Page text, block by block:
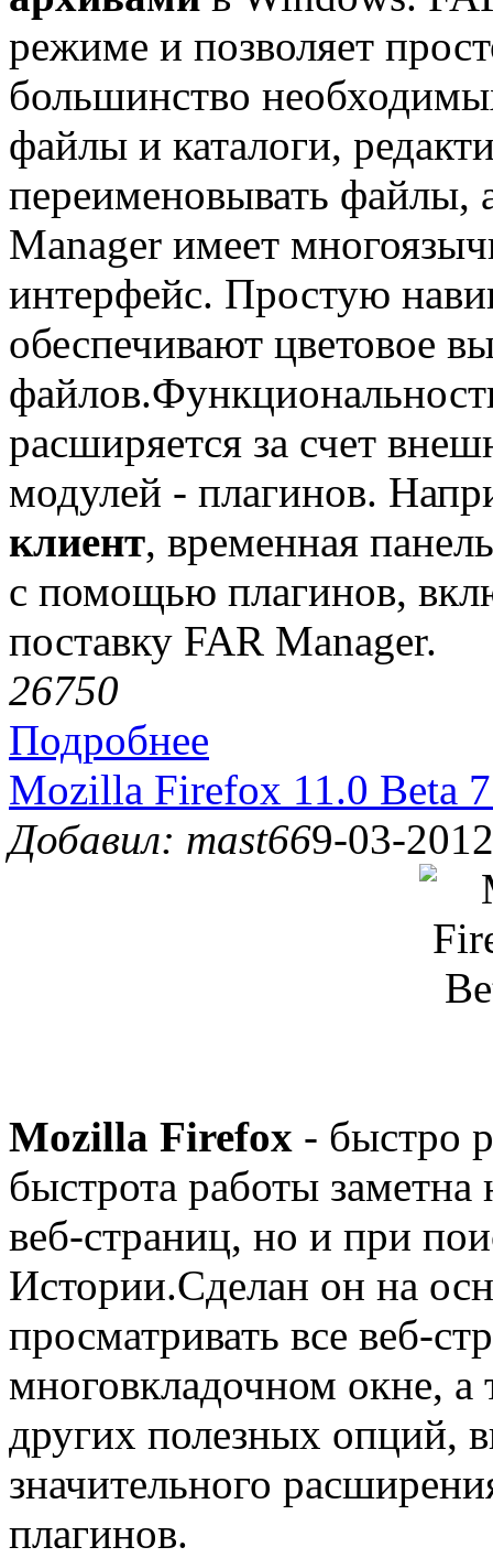
режиме и позволяет
большинство
файлы и каталоги,
переименовывать файлы,
Manager имеет
интерфейс. Простую
обеспечивают цветовое
расширяется за счет
модулей - плагинов.
клиент, временная
с помощью плагинов,
поставку FAR Manager.
26750
Подробнее
Mozilla Firefox 11.0 Beta
Добавил: mast669-03-
Mozilla Firefox - быстро
быстрота работы заметна
веб-страниц, но и при
Истории.Сделан он на
просматривать все веб-
многовкладочном окне, а
других полезных опций,
значительного
плагинов.